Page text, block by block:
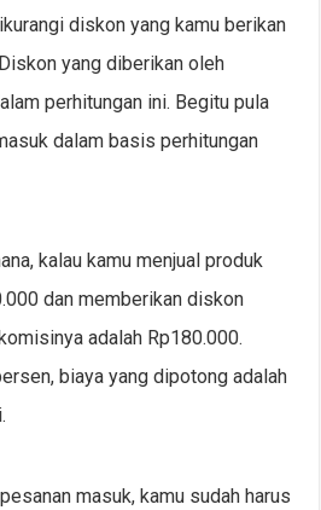
diskon yang kamu berikan
yang diberikan oleh
perhitungan ini. Begitu pula
dalam basis perhitungan
kalau kamu menjual produk
dan memberikan diskon
adalah Rp180.000.
biaya yang dipotong adalah
masuk, kamu sudah harus